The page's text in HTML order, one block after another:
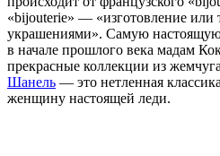
«bijouterie» — «изготовление
украшениями». Самую
в начале прошлого века мадам
прекрасные коллекции из
Шанель — это нетленная
женщину настоящей леди.